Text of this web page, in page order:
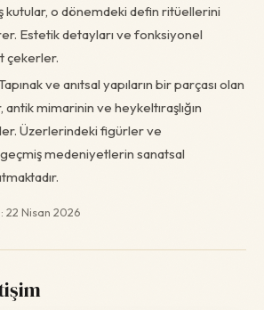
kutular, o dönemdeki defin ritüellerini
Estetik detayları ve fonksiyonel
çekerler.
ve anıtsal yapıların bir parçası olan
mimarinin ve heykeltıraşlığın
Üzerlerindeki figürler ve
medeniyetlerin sanatsal
22 Nisan 2026